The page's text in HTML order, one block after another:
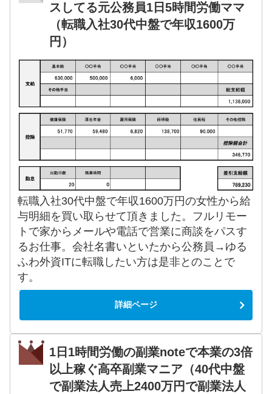
スしてる元公務員1日5時間労働ママ
（転職入社30代中盤で年収1600万
円）
転職入社30代中盤で年収1600万円の女性から給
与明細を買い取らせて頂きました。フルリモー
トで家からメールや電話で営業に商談をパスす
るお仕事。会社名書いといたから公務員→ゆる
ふわ外資ITに転職したい方は是非とのことで
す。
詳細ページ
1日1時間労働の副業noteで本業の3倍
以上稼ぐ高卒副業マニア（40代中盤
で副業法人売上2400万円で副業法人